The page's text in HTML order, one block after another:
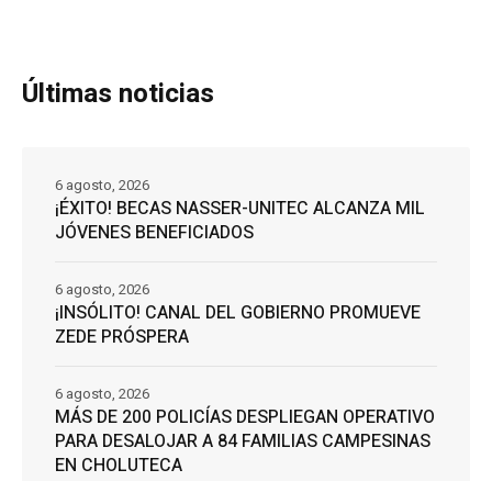
Últimas noticias
¡ÉXITO! BECAS NASSER-UNITEC ALCANZA MIL
JÓVENES BENEFICIADOS
6 agosto, 2026
¡INSÓLITO! CANAL DEL GOBIERNO PROMUEVE
ZEDE PRÓSPERA
6 agosto, 2026
MÁS DE 200 POLICÍAS DESPLIEGAN OPERATIVO
PARA DESALOJAR A 84 FAMILIAS CAMPESINAS
EN CHOLUTECA
6 agosto, 2026